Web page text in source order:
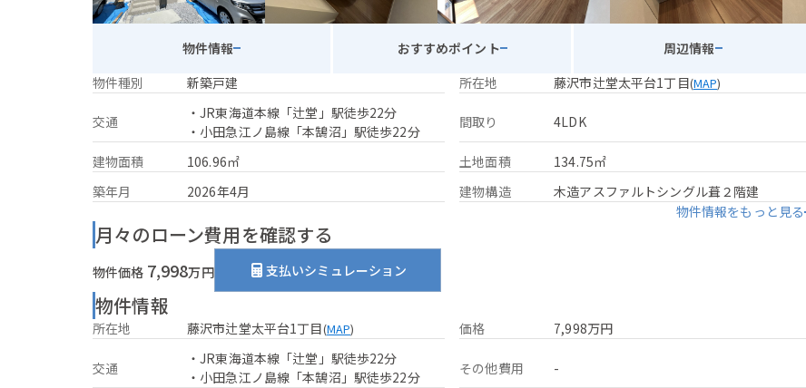
物件情報 おすすめポイント
周辺情報
物件種別
新築戸建 所在地 藤沢市辻堂太平台1丁目(MAP)
交通
・JR東海道本線「辻堂」駅徒歩22分
・小田急江ノ島線「本鵠沼」駅徒歩22分
間取り 4LDK
建物面積 106.96㎡ 土地面積
134.75㎡
築年月
2026年4月 建物構造
木造アスファルトシングル葺２階建
物件情報をもっと見る
月々のローン費用を確認する
物件価格 7,998万円 支払いシミュレーション
物件情報
所在地 藤沢市辻堂太平台1丁目(MAP) 価格 7,998万円
交通
・JR東海道本線「辻堂」駅徒歩22分
・小田急江ノ島線「本鵠沼」駅徒歩22分
その他費用 -